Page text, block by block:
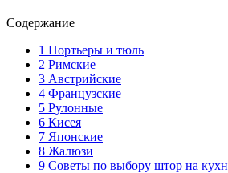
Содержание
1 Портьеры и тюль
2 Римские
3 Австрийские
4 Французские
5 Рулонные
6 Кисея
7 Японские
8 Жалюзи
9 Советы по выбору штор на